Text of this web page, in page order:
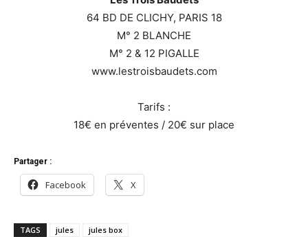
64 BD DE CLICHY, PARIS 18
M° 2 BLANCHE
M° 2 & 12 PIGALLE
www.lestroisbaudets.com
Tarifs :
18€ en préventes / 20€ sur place
Partager :
Facebook X
TAGS jules jules box